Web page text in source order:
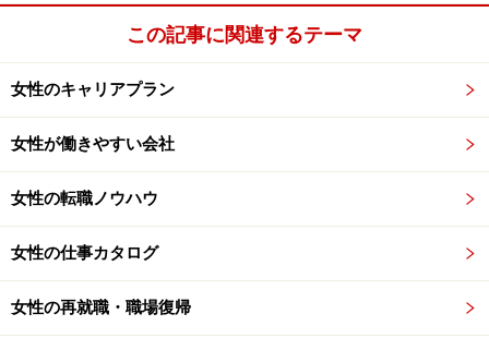
この記事に関連するテーマ
女性のキャリアプラン
女性が働きやすい会社
女性の転職ノウハウ
女性の仕事カタログ
女性の再就職・職場復帰